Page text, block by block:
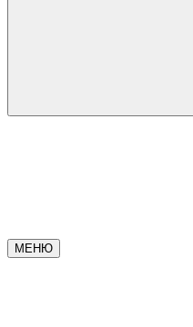
МЕНЮ